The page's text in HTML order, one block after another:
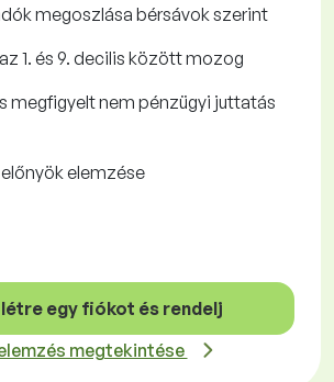
megoszlása ​​bérsávok szerint
1. és 9. decilis között mozog
megfigyelt nem pénzügyi juttatás
elemzése
egy fiókot és rendelj
megtekintése